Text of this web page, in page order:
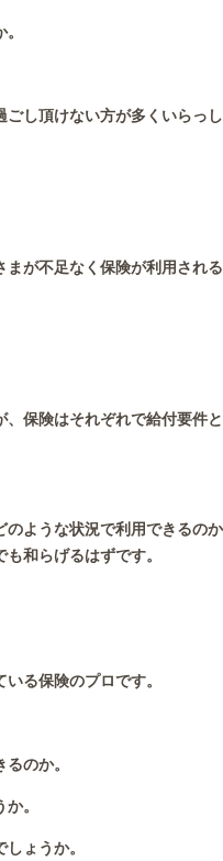
し頂けない方が多くいらっし
が不足なく保険が利用される
保険はそれぞれで給付要件と
ような状況で利用できるのか
和らげるはずです。
る保険のプロです。
のか。
。
ょうか。